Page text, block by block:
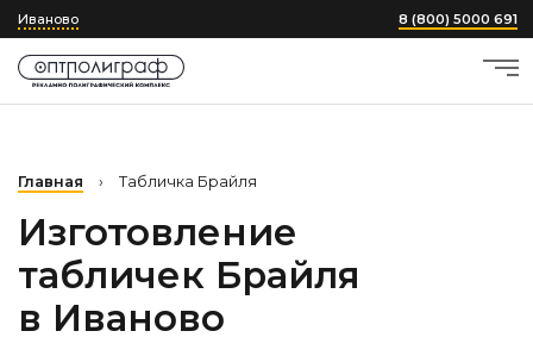
Иваново 8 (800) 5000 691
Главная › Табличка Брайля
Изготовление
табличек Брайля
в Иваново